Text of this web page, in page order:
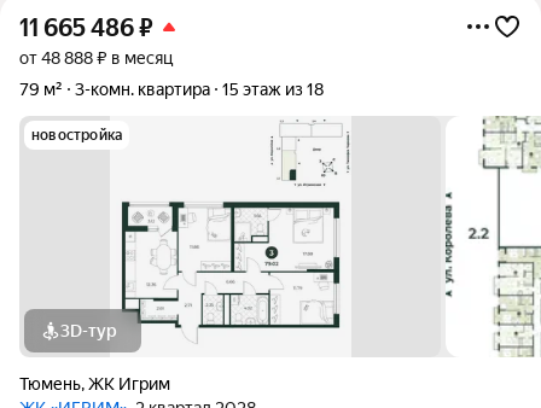
11 665 486₽
от 48 888 ₽ в месяц
79 м²
3-комн. квартира 15 этаж из 18
новостройка
3D-тур
Тюмень,ЖК Игрим